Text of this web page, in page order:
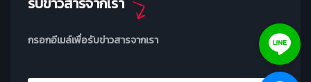
กรอกอีเมล์เพื่อรับข่าวสารจากเรา